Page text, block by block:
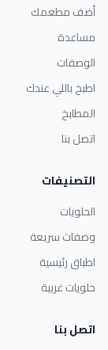
أضف مطعمك
مساعدة
الوصفات
اطبخ باللي عندك
المطابخ
اتصل بنا
التصنيفات
الحلويات
وصفات سريعة
اطباق رئيسية
حلويات غربية
اتصل بنا